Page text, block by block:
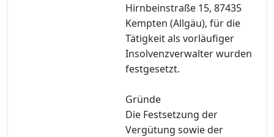
Hirnbeinstraße 15, 87435
Kempten (Allgäu), für die
Tätigkeit als vorläufiger
Insolvenzverwalter wurden
festgesetzt.
Gründe
Die Festsetzung der
Vergütung sowie der